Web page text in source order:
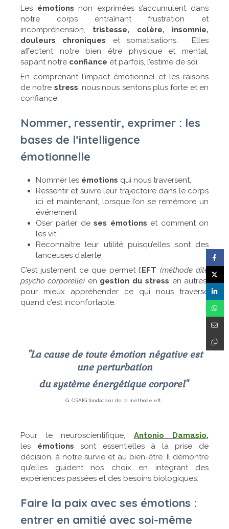
Les émotions non exprimées s’accumulent dans
notre corps entraînant frustration et
incompréhension, tristesse, colère, insomnie,
douleurs chroniques et somatisations. Elles
affectent notre bien être physique et mental,
sapant notre confiance et parfois, l’estime de soi.
En comprenant l’impact émotionnel et les raisons
de notre stress, nous nous sentons plus forte et en
confiance.
Nommer, ressentir, exprimer : les
bases de l’intelligence
émotionnelle
Nommer les émotions qui nous traversent,
Ressentir et suivre leur trajectoire dans le corps
ici et maintenant, lorsque l’on se remémore un
événement
Oser parler deses émotions et comment on
les vit
Reconnaître leur utilité puisqu’elles sont des
lanceuses d’alerte
C’est justement ce que permet l’EFT (méthode dite
psycho corporelle) en gestion du stress en autres,
pour mieux appréhender ce qui nous traverse
quand c’est inconfortable.
"La cause de toute émotion négative est
une perturbation
du système énergétique corporel"
G. CRAIG fondateur de la méthode eft.
Pour le neuroscientifique, Antonio Damasio,
les émotions sont essentielles à la prise de
décision, à notre survie et au bien-être. Il démontre
qu’elles guident nos choix en intégrant des
expériences passées et des besoins biologiques.
Faire la paix avec ses émotions :
entrer en amitié avec soi-même